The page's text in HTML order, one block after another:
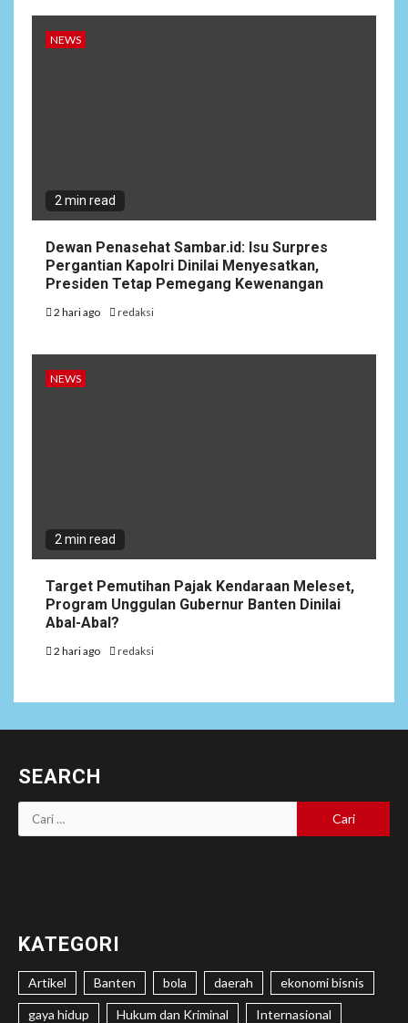
NEWS
2 min read
Dewan Penasehat Sambar.id: Isu Surpres
Pergantian Kapolri Dinilai Menyesatkan,
Presiden Tetap Pemegang Kewenangan
2 hari ago redaksi
NEWS
2 min read
Target Pemutihan Pajak Kendaraan Meleset,
Program Unggulan Gubernur Banten Dinilai
Abal-Abal?
2 hari ago redaksi
SEARCH
Cari
untuk:
KATEGORI
Artikel Banten bola daerah ekonomi bisnis
gaya hidup Hukum dan Kriminal Internasional